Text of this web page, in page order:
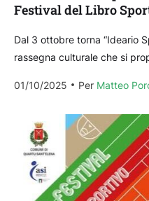
Festival del Libro
Dal 3 ottobre torna “Ideario
rassegna culturale che si
congiunta del...
01/10/2025 Per Matteo